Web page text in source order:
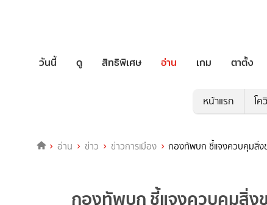
วันนี้ ดู สิทธิพิเศษ อ่าน เกม ตาตั้ง
หน้าแรก โค
อ่าน ข่าว ข่าวการเมือง กองทัพบก ชี้แจงควบคุมสิ่
กองทัพบก ชี้แจงควบคุมสิ่ง